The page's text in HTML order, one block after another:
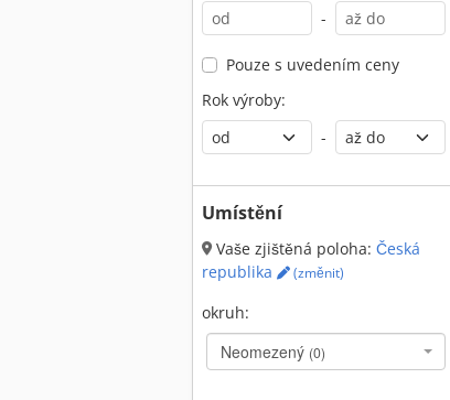
-
Pouze s uvedením ceny
Rok výroby:
-
Umístění
Vaše zjištěná poloha: Česká
republika
(změnit)
okruh:
Neomezený (0)